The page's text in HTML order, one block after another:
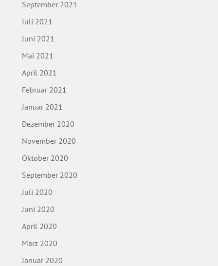
September 2021
Juli 2021
Juni 2021
Mai 2021
April 2021
Februar 2021
Januar 2021
Dezember 2020
November 2020
Oktober 2020
September 2020
Juli 2020
Juni 2020
April 2020
März 2020
Januar 2020